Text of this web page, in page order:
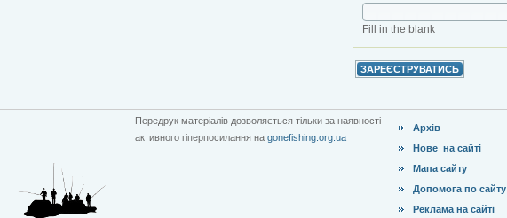
Fill in the blank
Передрук матеріалів дозволяється тільки за наявності
активного гіперпосилання на gonefishing.org.ua
Архів
Нове на сайті
Мапа сайту
Допомога по сайту
Реклама на сайті